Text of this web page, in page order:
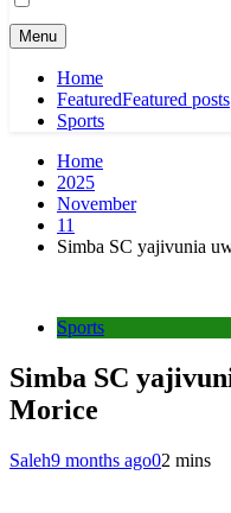
Menu
Home
FeaturedFeatured posts
Sports
Home
2025
November
11
Simba SC yajivunia
Sports
Simba SC
Morice
Saleh9 months ago02 mins